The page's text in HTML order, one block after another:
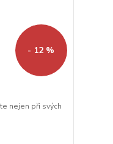
- 12 %
nejen při svých